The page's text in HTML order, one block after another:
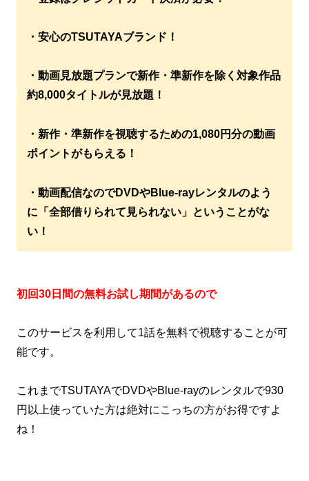
・安心のTSUTAYAブランド！
・動画見放題プランで新作・準新作を除く対象作品
約8,000タイトルが見放題！
・新作・準新作を視聴するための1,080円分の動画
ポイントがもらえる！
・動画配信なのでDVDやBlue-rayレンタルのよう
に「全部借りられて見られない」ということがな
い！
初回30日間の無料お試し期間があるので
このサービスを利用して1話を無料で視聴することが可
能です。
これまでTSUTAYAでDVDやBlue-rayのレンタルで930
円以上使っていた方は絶対にこっちの方がお得ですよ
ね！